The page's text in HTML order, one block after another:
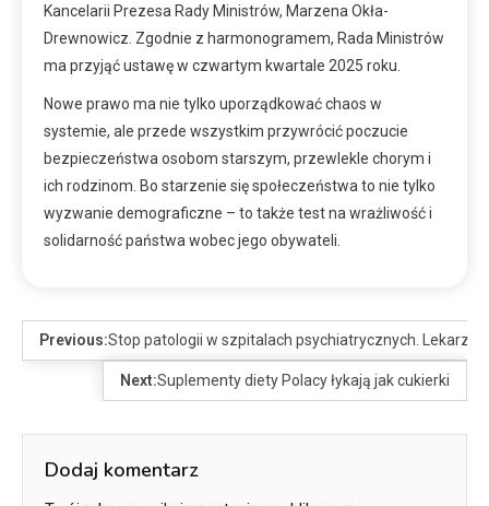
Kancelarii Prezesa Rady Ministrów, Marzena Okła-
Drewnowicz. Zgodnie z harmonogramem, Rada Ministrów
ma przyjąć ustawę w czwartym kwartale 2025 roku.
Nowe prawo ma nie tylko uporządkować chaos w
systemie, ale przede wszystkim przywrócić poczucie
bezpieczeństwa osobom starszym, przewlekle chorym i
ich rodzinom. Bo starzenie się społeczeństwa to nie tylko
wyzwanie demograficzne – to także test na wrażliwość i
solidarność państwa wobec jego obywateli.
Previous:Stop patologii w szpitalach psychiatrycznych. Lekarze
Next:Suplementy diety Polacy łykają jak cukierki
Dodaj komentarz